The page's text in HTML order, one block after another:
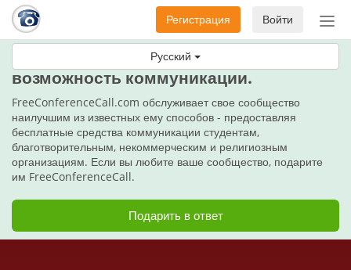
Русский
Войти
Регистрация
В этот праздничный день подарите
возможность коммуникации.
FreeConferenceCall.com обслуживает свое сообщество
наилучшим из известных ему способов - предоставляя
бесплатные средства коммуникации студентам,
благотворительным, некоммерческим и религиозным
организациям. Если вы любите ваше сообщество, подарите
им FreeConferenceCall.
Подарить в ответ